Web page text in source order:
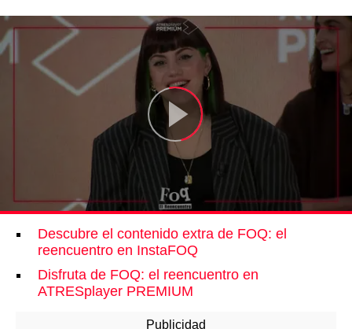
Descubre el contenido extra de FOQ: el
reencuentro en InstaFOQ
Disfruta de FOQ: el reencuentro en
ATRESplayer PREMIUM